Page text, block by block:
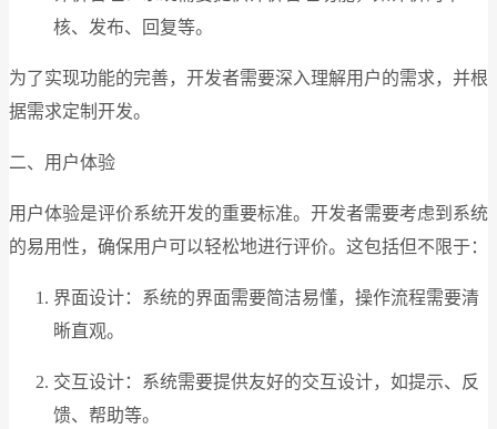
核、发布、回复等。
为了实现功能的完善，开发者需要深入理解用户的需求，并根
据需求定制开发。
二、用户体验
用户体验是评价系统开发的重要标准。开发者需要考虑到系统
的易用性，确保用户可以轻松地进行评价。这包括但不限于：
界面设计：系统的界面需要简洁易懂，操作流程需要清
晰直观。
交互设计：系统需要提供友好的交互设计，如提示、反
馈、帮助等。